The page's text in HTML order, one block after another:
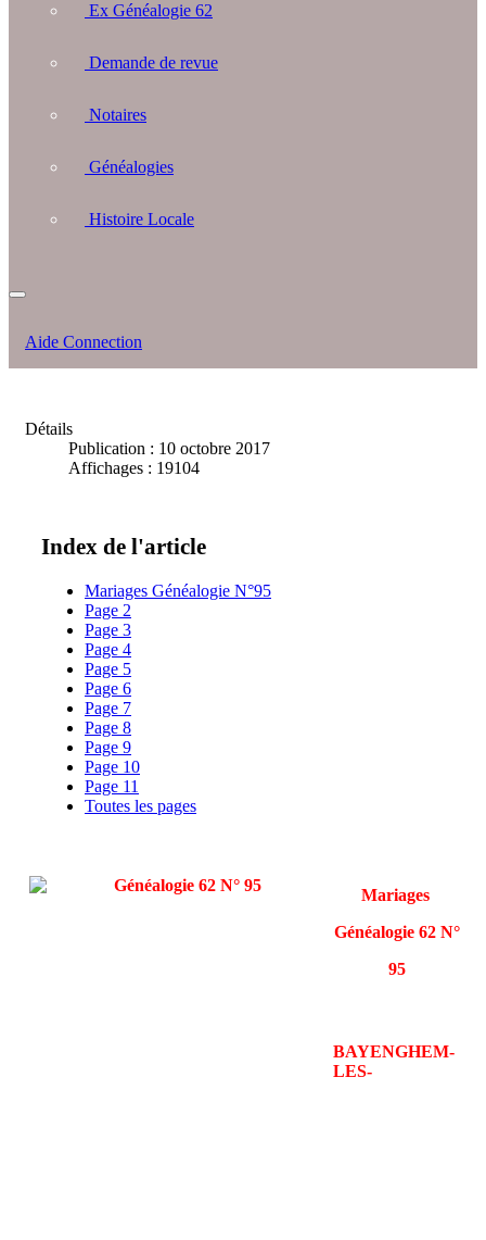
Ex Généalogie 62
Demande de revue
Notaires
Généalogies
Histoire Locale
Aide Connection
Détails
Publication : 10 octobre 2017
Affichages : 19104
Index de l'article
Mariages Généalogie N°95
Page 2
Page 3
Page 4
Page 5
Page 6
Page 7
Page 8
Page 9
Page 10
Page 11
Toutes les pages
Mariages
Généalogie 62 N°
95
BAYENGHEM-
LES-